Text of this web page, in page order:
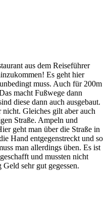
aus dem Reiseführer
Es geht hier
muss. Auch für 200m
macht Fußwege dann
diese dann auch ausgebaut.
Gleiches gilt aber auch
Straße. Ampeln und
geht man über die Straße in
Hand entgegenstreckt und so
man allerdings üben. Es ist
und mussten nicht
sehr gut gegessen.